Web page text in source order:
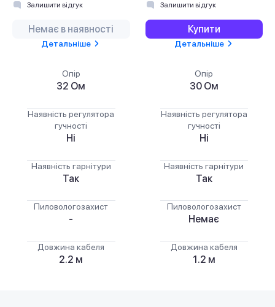
Залишити відгук
Немає в наявності
Детальніше
Опір
32 Ом
Наявність регулятора
гучності
Ні
Наявність гарнітури
Так
Пиловологозахист
-
Довжина кабеля
2.2 м
Залишити відгук
Купити
Детальніше
Опір
30 Ом
Наявність регулятора
гучності
Ні
Наявність гарнітури
Так
Пиловологозахист
Немає
Довжина кабеля
1.2 м